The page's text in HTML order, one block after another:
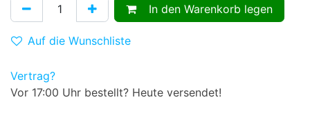
In den Warenkorb legen
Auf die Wunschliste
Vertrag?
Vor 17:00 Uhr bestellt? Heute versendet!